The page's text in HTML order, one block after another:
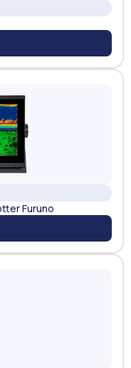
Furuno